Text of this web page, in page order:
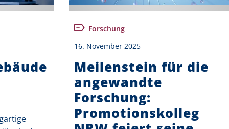
Forschung
16. November 2025
Meilenstein für die
angewandte
Forschung:
Promotionskolleg